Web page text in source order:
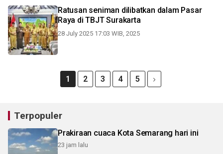
Ratusan seniman dilibatkan dalam Pasar
Raya di TBJT Surakarta
28 July 2025 17:03 WIB, 2025
1 2 3 4 5
Terpopuler
Prakiraan cuaca Kota Semarang hari ini
23 jam lalu